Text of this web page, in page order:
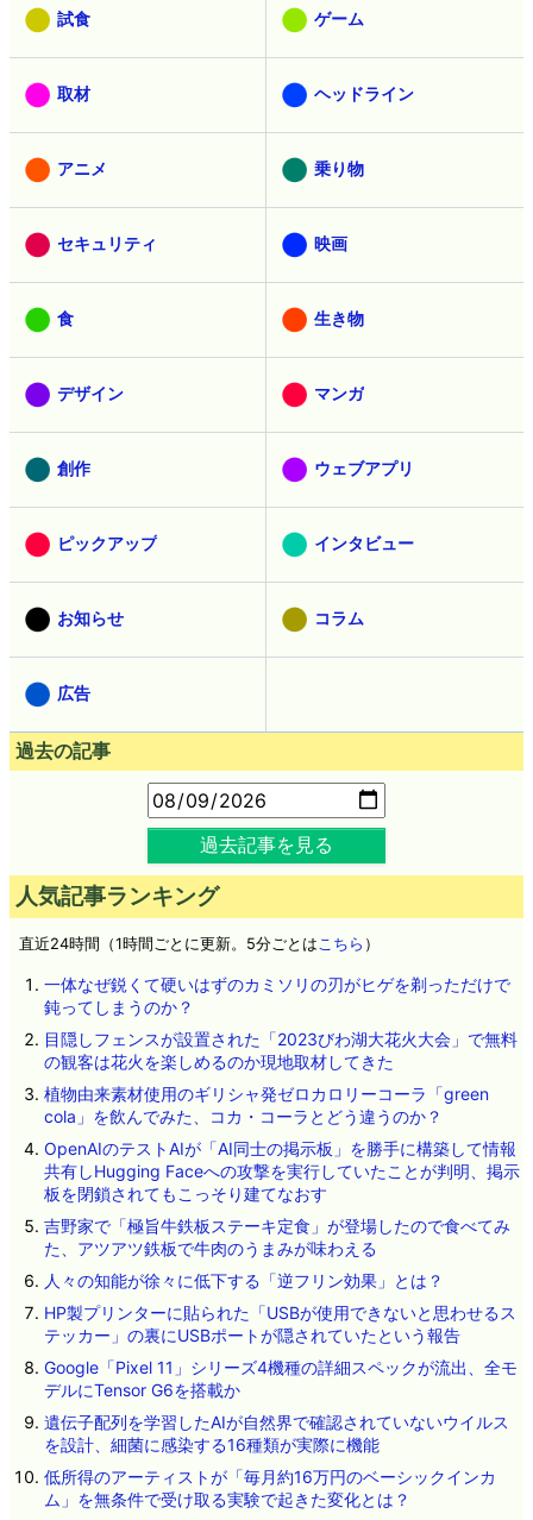
試食 ゲーム
取材 ヘッドライン
アニメ 乗り物
セキュリティ 映画
食 生き物
デザイン マンガ
創作 ウェブアプリ
ピックアップ インタビュー
お知らせ コラム
広告
過去の記事
過去記事を見る
人気記事ランキング
直近24時間（1時間ごとに更新。5分ごとは こちら ）
一体なぜ鋭くて硬いはずのカミソリの刃がヒゲを剃っただけで
鈍ってしまうのか？
目隠しフェンスが設置された「2023びわ湖大花火大会」で無料
の観客は花火を楽しめるのか現地取材してきた
植物由来素材使用のギリシャ発ゼロカロリーコーラ「green
cola」を飲んでみた、コカ・コーラとどう違うのか？
OpenAIのテストAIが「AI同士の掲示板」を勝手に構築して情報
共有しHugging Faceへの攻撃を実行していたことが判明、掲示
板を閉鎖されてもこっそり建てなおす
吉野家で「極旨牛鉄板ステーキ定食」が登場したので食べてみ
た、アツアツ鉄板で牛肉のうまみが味わえる
人々の知能が徐々に低下する「逆フリン効果」とは？
HP製プリンターに貼られた「USBが使用できないと思わせるス
テッカー」の裏にUSBポートが隠されていたという報告
Google「Pixel 11」シリーズ4機種の詳細スペックが流出、全モ
デルにTensor G6を搭載か
遺伝子配列を学習したAIが自然界で確認されていないウイルス
を設計、細菌に感染する16種類が実際に機能
低所得のアーティストが「毎月約16万円のベーシックインカ
ム」を無条件で受け取る実験で起きた変化とは？